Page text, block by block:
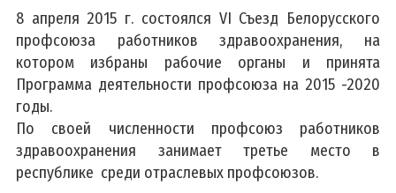
Сервисы
Карта сайта
Опросы
8 апреля 2015 г. состоялся VI Съезд Белорусского
профсоюза работников здравоохранения, на
котором избраны рабочие органы и принята
Программа деятельности профсоюза на 2015 -2020
годы.
По своей численности профсоюз работников
здравоохранения занимает третье место в
республике среди отраслевых профсоюзов.